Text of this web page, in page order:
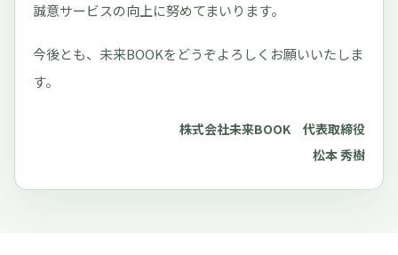
誠意サービスの向上に努めてまいります。
今後とも、未来BOOKをどうぞよろしくお願いいたしま
す。
株式会社未来BOOK 代表取締役
松本 秀樹